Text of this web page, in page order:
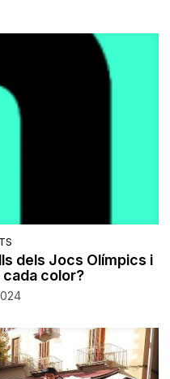
dels Jocs Olímpics i
color?